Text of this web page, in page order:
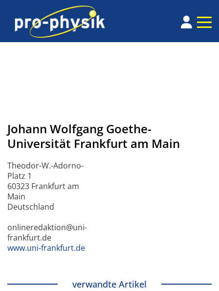
Johann Wolfgang Goethe-
Universität Frankfurt am Main
Theodor-W.-Adorno-
Platz 1
60323 Frankfurt am
Main
Deutschland
onlineredaktion@uni-
frankfurt.de
www.uni-frankfurt.de
verwandte Artikel